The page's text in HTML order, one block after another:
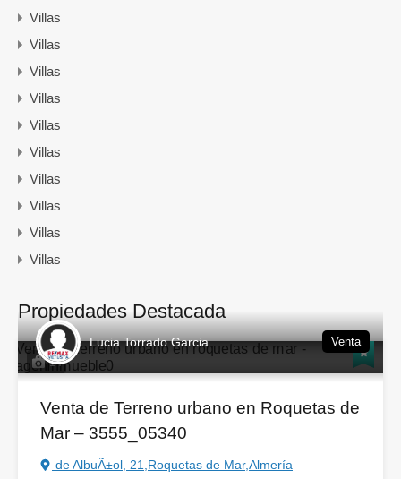
Villas
Villas
Villas
Villas
Villas
Villas
Villas
Villas
Villas
Villas
Propiedades Destacada
14
Lucia Torrado Garcia Venta
Venta de Terreno urbano en Roquetas de
Mar – 3555_05340
de AlbuÃ±ol, 21,Roquetas de Mar,Almería